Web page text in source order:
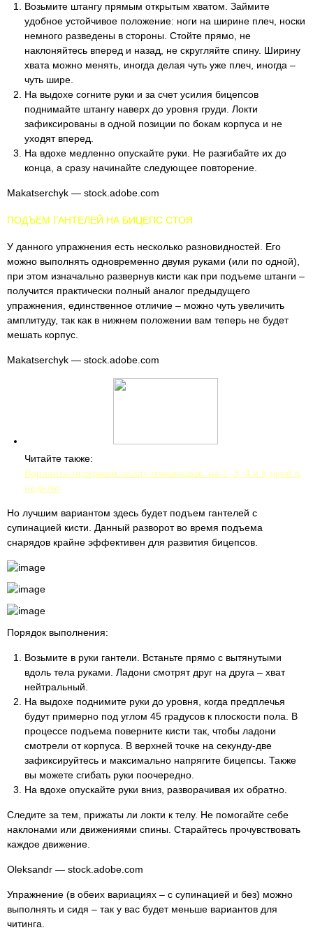
Возьмите штангу прямым открытым хватом. Займите
удобное устойчивое положение: ноги на ширине плеч, носки
немного разведены в стороны. Стойте прямо, не
наклоняйтесь вперед и назад, не скругляйте спину. Ширину
хвата можно менять, иногда делая чуть уже плеч, иногда –
чуть шире.
На выдохе согните руки и за счет усилия бицепсов
поднимайте штангу наверх до уровня груди. Локти
зафиксированы в одной позиции по бокам корпуса и не
уходят вперед.
На вдохе медленно опускайте руки. Не разгибайте их до
конца, а сразу начинайте следующее повторение.
Makatserchyk — stock.adobe.com
ПОДЪЕМ ГАНТЕЛЕЙ НА БИЦЕПС СТОЯ
У данного упражнения есть несколько разновидностей. Его
можно выполнять одновременно двумя руками (или по одной),
при этом изначально развернув кисти как при подъеме штанги –
получится практически полный аналог предыдущего
упражнения, единственное отличие – можно чуть увеличить
амплитуду, так как в нижнем положении вам теперь не будет
мешать корпус.
Makatserchyk — stock.adobe.com
Читайте также:
Варианты программ сплит-тренировок: на 2, 3, 4 и 5 дней в
неделю
Но лучшим вариантом здесь будет подъем гантелей с
супинацией кисти. Данный разворот во время подъема
снарядов крайне эффективен для развития бицепсов.
Порядок выполнения:
Возьмите в руки гантели. Встаньте прямо с вытянутыми
вдоль тела руками. Ладони смотрят друг на друга – хват
нейтральный.
На выдохе поднимите руки до уровня, когда предплечья
будут примерно под углом 45 градусов к плоскости пола. В
процессе подъема поверните кисти так, чтобы ладони
смотрели от корпуса. В верхней точке на секунду-две
зафиксируйтесь и максимально напрягите бицепсы. Также
вы можете сгибать руки поочередно.
На вдохе опускайте руки вниз, разворачивая их обратно.
Следите за тем, прижаты ли локти к телу. Не помогайте себе
наклонами или движениями спины. Старайтесь прочувствовать
каждое движение.
Oleksandr — stock.adobe.com
Упражнение (в обеих вариациях – с супинацией и без) можно
выполнять и сидя – так у вас будет меньше вариантов для
читинга.